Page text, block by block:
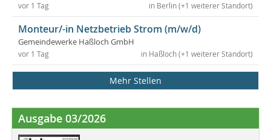
in Berlin (+1 weiterer Standort)
vor 1 Tag
Monteur/-in Netzbetrieb Strom (m/w/d)
Gemeindewerke Haßloch GmbH
in Haßloch (+1 weiterer Standort)
vor 1 Tag
Mehr Stellen
Ausgabe 03/2026